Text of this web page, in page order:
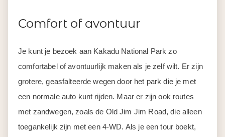
Comfort of avontuur
Je kunt je bezoek aan Kakadu National Park zo
comfortabel of avontuurlijk maken als je zelf wilt. Er zijn
grotere, geasfalteerde wegen door het park die je met
een normale auto kunt rijden. Maar er zijn ook routes
met zandwegen, zoals de Old Jim Jim Road, die alleen
toegankelijk zijn met een 4-WD. Als je een tour boekt,